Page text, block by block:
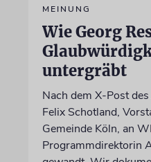
MEINUNG
Wie Georg
untergräbt
Nach dem X-Post
Felix Schotland,
Gemeinde Köln, an
Programmdirektorin